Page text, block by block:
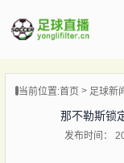
播当前位置:首页 足球新
那不勒斯锁
发布时间：